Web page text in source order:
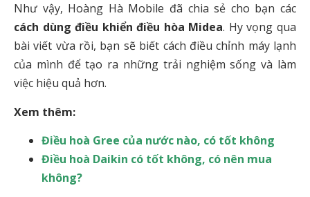
Như vậy, Hoàng Hà Mobile đã chia sẻ cho bạn các
cách dùng điều khiển điều hòa Midea. Hy vọng qua
bài viết vừa rồi, bạn sẽ biết cách điều chỉnh máy lạnh
của mình để tạo ra những trải nghiệm sống và làm
việc hiệu quả hơn.
Xem thêm:
Điều hoà Gree của nước nào, có tốt không
Điều hoà Daikin có tốt không, có nên mua
không?